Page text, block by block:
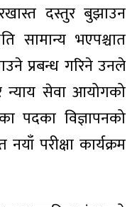
दस्तुर बुझाउन
सामान्य भएपश्चात
प्रबन्ध गरिने उनले
न्याय सेवा आयोगको
पदका विज्ञापनको
परीक्षा कार्यक्रम